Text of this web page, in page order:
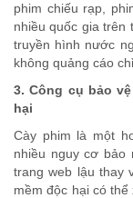
phim chiếu rạp,
nhiều quốc gia trên
truyền hình nước
không quảng cáo
3. Công cụ bảo
hại
Cày phim là một
nhiều nguy cơ bảo
trang web lậu thay
mềm độc hại có